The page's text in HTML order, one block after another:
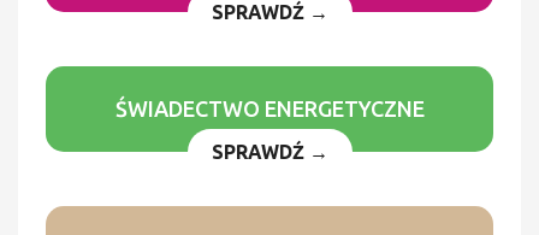
SPRAWDŹ →
ŚWIADECTWO ENERGETYCZNE
SPRAWDŹ →